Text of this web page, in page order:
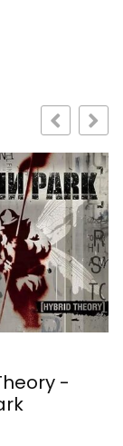
Jam